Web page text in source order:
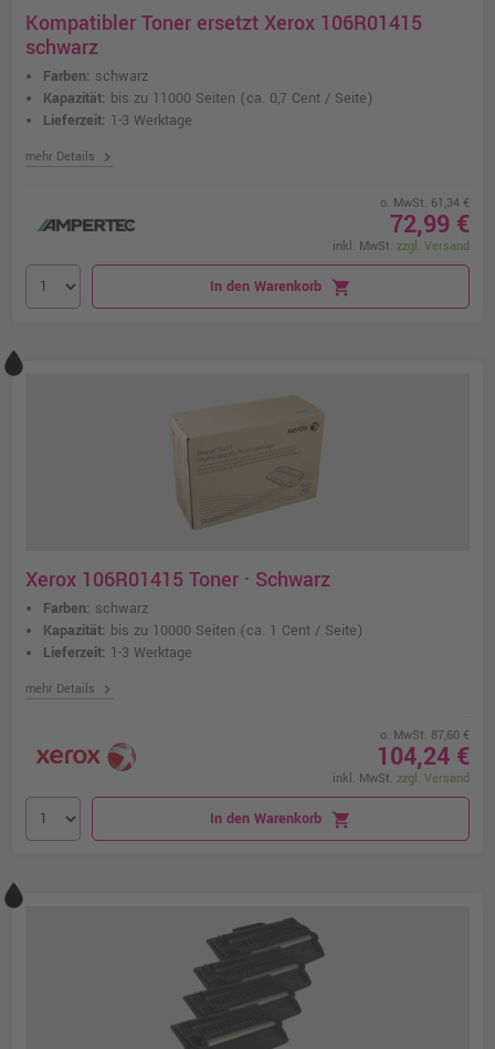
Kompatibler Toner ersetzt Xerox 106R01415
schwarz
Farben: schwarz
Kapazität: bis zu 11000 Seiten (ca. 0,7 Cent / Seite)
Lieferzeit: 1-3 Werktage
mehr Details chevron_right
o. MwSt. 61,34 €
72,99 €
inkl. MwSt. zzgl. Versand
In den Warenkorb shopping_cart
Xerox 106R01415 Toner · Schwarz
Farben: schwarz
Kapazität: bis zu 10000 Seiten (ca. 1 Cent / Seite)
Lieferzeit: 1-3 Werktage
mehr Details chevron_right
o. MwSt. 87,60 €
104,24 €
inkl. MwSt. zzgl. Versand
In den Warenkorb shopping_cart